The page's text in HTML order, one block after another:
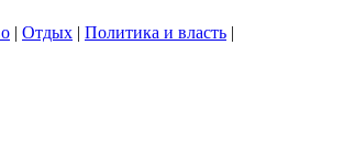
| Отдых | Политика и власть |